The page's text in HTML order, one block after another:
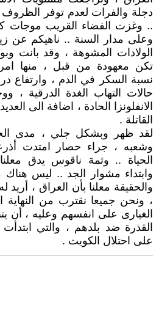
دجلة والفرات لعدم توفر الظروف
.. وغزت الفضاء القريب موجات
وعلى مدار السنة .. ناهيكم عن
الولادات المشوهة ، وقد بانت
تكن معهودة من قبل ، منها
نسبة السكر في الدم ، وارتفاع
حالات التهاب الغدة الدرقية ،
الانفلونزا الحادة ، اضافة الى
القاتلة .
لقد ظهر وبشكل جلي ، مدى
وشعبه ، جراء حصار امتدت
الحياة .. وثمة ناقوس يدق
وابتداء مشوار الجد .. ليس
والحقيقة معلنا بأن العراق ، أريد
، ونحن جميعا نقترب من النهاية
الغيارى على انفسهم وعليه ، أن
القذرة ضد بلدهم ، والتي
على احتلال الكويت .